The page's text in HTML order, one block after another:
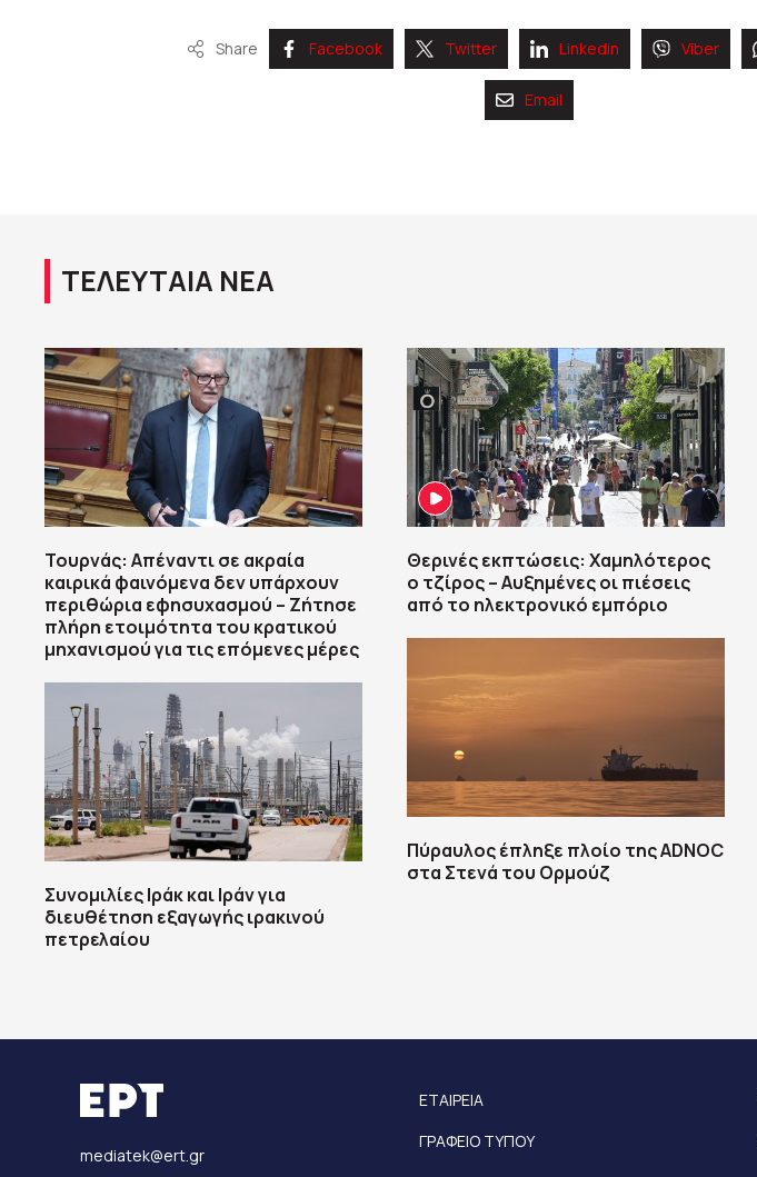
Share Facebook Twitter Linkedin Viber
Email
ΤΕΛΕΥΤΑΙΑ ΝΕΑ
Τουρνάς: Απέναντι σε ακραία
καιρικά φαινόμενα δεν υπάρχουν
περιθώρια εφησυχασμού – Ζήτησε
πλήρη ετοιμότητα του κρατικού
μηχανισμού για τις επόμενες μέρες
Συνομιλίες Ιράκ και Ιράν για
διευθέτηση εξαγωγής ιρακινού
πετρελαίου
Θερινές εκπτώσεις: Χαμηλότερος
ο τζίρος – Αυξημένες οι πιέσεις
από το ηλεκτρονικό εμπόριο
Πύραυλος έπληξε πλοίο της ADNOC
στα Στενά του Ορμούζ
mediatek@ert.gr
ΕΤΑΙΡΕΙΑ
ΓΡΑΦΕΙΟ ΤΥΠΟΥ